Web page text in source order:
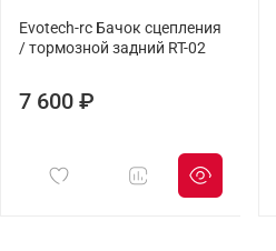
Evotech-rc Бачок сцепления
/ тормозной задний RT-02
7 600 ₽